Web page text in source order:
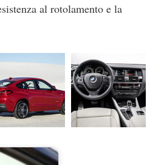
al rotolamento e la